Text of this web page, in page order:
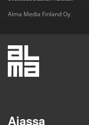
Alma Media Finland Oy